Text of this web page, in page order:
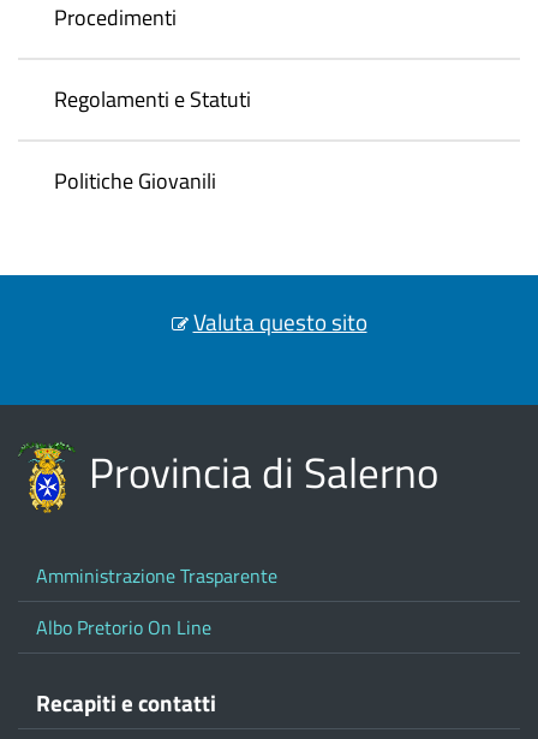
Procedimenti
Regolamenti e Statuti
Politiche Giovanili
Valuta questo sito
Provincia di Salerno
Amministrazione Trasparente
Albo Pretorio On Line
Recapiti e contatti